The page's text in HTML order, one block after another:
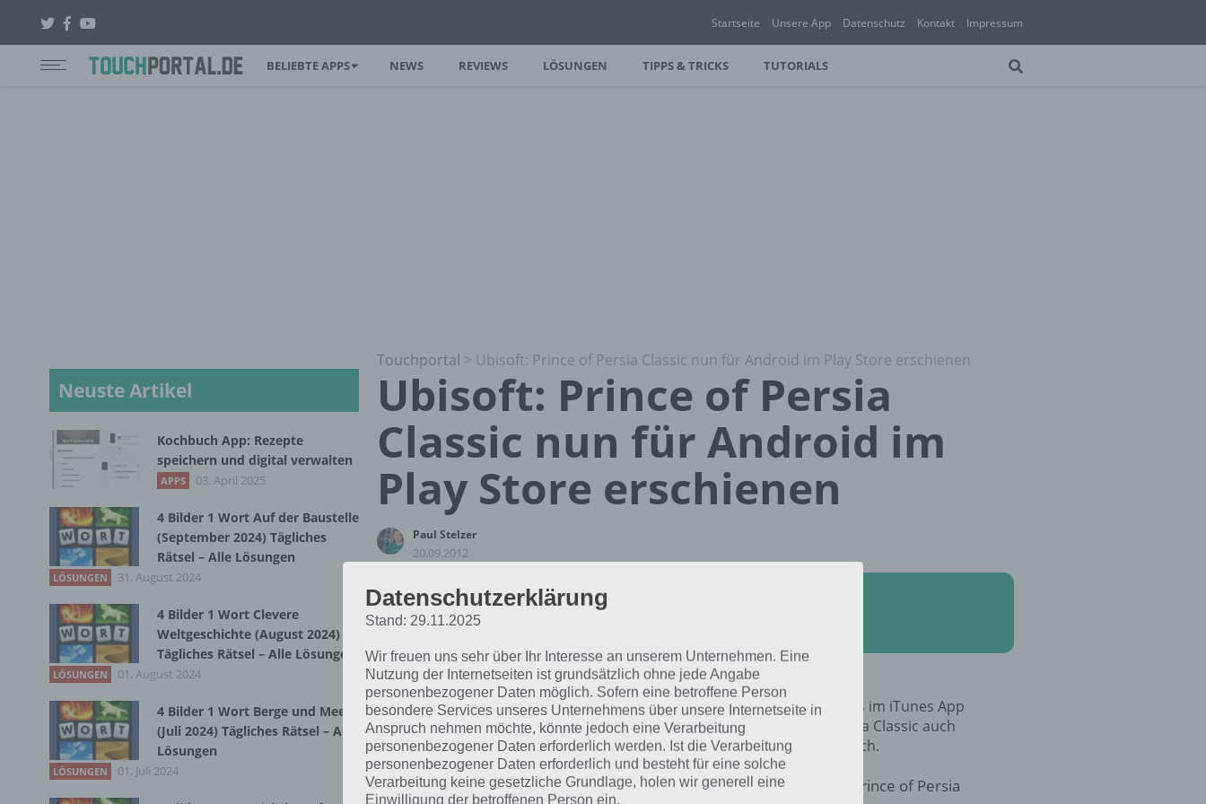
Startseite Unsere App Datenschutz Kontakt Impressum
BELIEBTE APPS NEWS REVIEWS LÖSUNGEN TIPPS & TRICKS TUTORIALS
Touchportal > Ubisoft: Prince of Persia Classic nun für Android im Play Store erschienen
Ubisoft: Prince of Persia
Classic nun für Android im
Play Store erschienen
Paul Stelzer
20.09.2012
App Empfehlung: IQ Test App
Mit zahlreichen Aufgaben zum Knobeln und Üben
Seit 1. März gibt es Prince of Persia Classic bereits im iTunes App
Store für iPhone und iPad. Nun ist Prince of Persia Classic auch
endlich für Android zum Download / Kauf erhältlich.
Am 13. September 2012 war der Release von Prince of Persia
Neuste Artikel
Kochbuch App: Rezepte
speichern und digital verwalten
APPS 03. April 2025
4 Bilder 1 Wort Auf der Baustelle
(September 2024) Tägliches
Rätsel – Alle Lösungen
LÖSUNGEN 31. August 2024
4 Bilder 1 Wort Clevere
Weltgeschichte (August 2024)
Tägliches Rätsel – Alle Lösungen
LÖSUNGEN 01. August 2024
4 Bilder 1 Wort Berge und Meer
(Juli 2024) Tägliches Rätsel – Alle
Lösungen
LÖSUNGEN 01. Juli 2024
Datenschutzerklärung
Stand: 29.11.2025
Wir freuen uns sehr über Ihr Interesse an unserem Unternehmen. Eine
Nutzung der Internetseiten ist grundsätzlich ohne jede Angabe
personenbezogener Daten möglich. Sofern eine betroffene Person
besondere Services unseres Unternehmens über unsere Internetseite in
Anspruch nehmen möchte, könnte jedoch eine Verarbeitung
personenbezogener Daten erforderlich werden. Ist die Verarbeitung
personenbezogener Daten erforderlich und besteht für eine solche
Verarbeitung keine gesetzliche Grundlage, holen wir generell eine
Einwilligung der betroffenen Person ein.